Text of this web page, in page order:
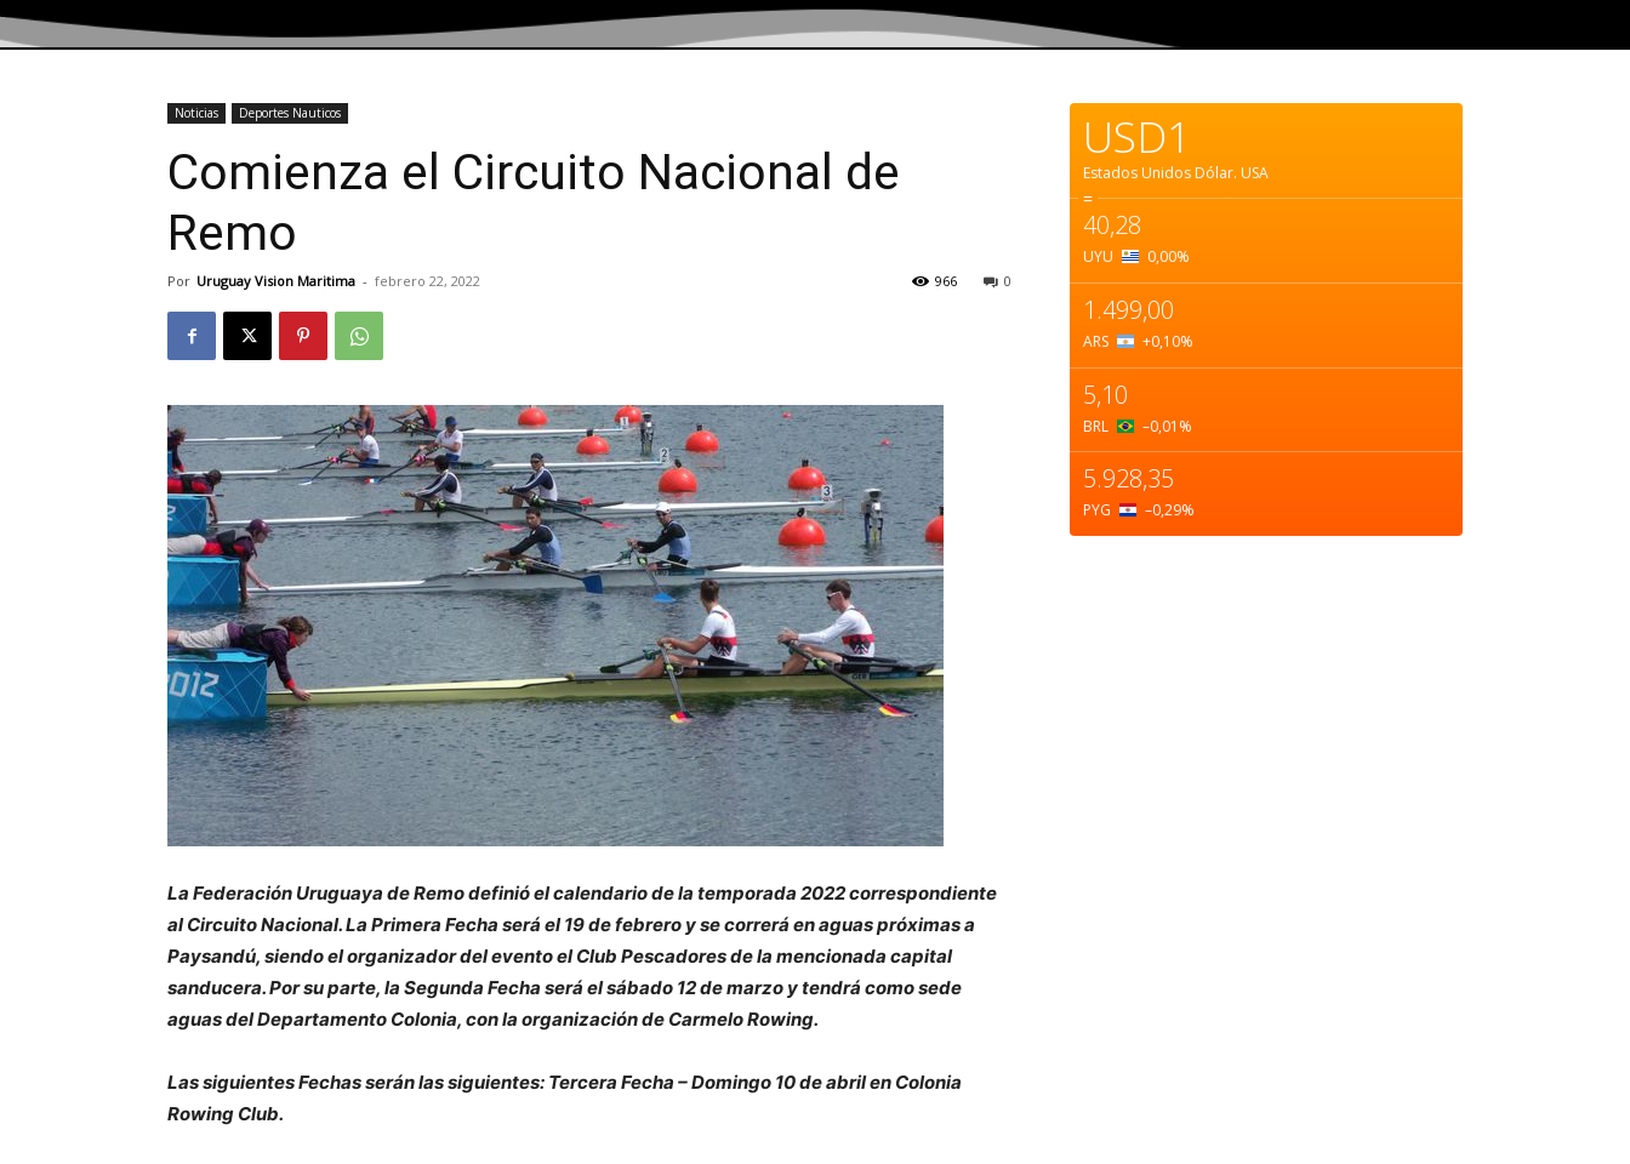
Noticias Deportes Nauticos
Comienza el Circuito Nacional de
Remo
Por Uruguay Vision Maritima - febrero 22, 2022 0
966
La Federación Uruguaya de Remo definió el calendario de la temporada 2022 correspondiente
al Circuito Nacional. La Primera Fecha será el 19 de febrero y se correrá en aguas próximas a
Paysandú, siendo el organizador del evento el Club Pescadores de la mencionada capital
sanducera. Por su parte, la Segunda Fecha será el sábado 12 de marzo y tendrá como sede
aguas del Departamento Colonia, con la organización de Carmelo Rowing.
Las siguientes Fechas serán las siguientes: Tercera Fecha – Domingo 10 de abril en Colonia
Rowing Club.
USD1
Estados Unidos Dólar. USA
=
40,28
UYU 0,00%
1.499,00
ARS +0,10%
5,10
BRL –0,01 %
5.928,35
PYG –0,29%